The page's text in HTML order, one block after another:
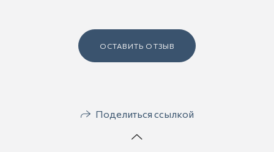
ОСТАВИТЬ ОТЗЫВ
Поделиться ссылкой